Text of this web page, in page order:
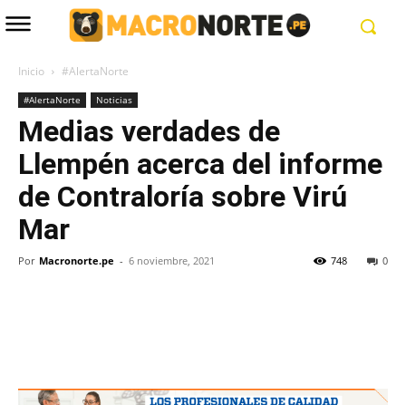
Inicio #AlertaNorte
#AlertaNorte Noticias
Medias verdades de
Llempén acerca del informe
de Contraloría sobre Virú
Mar
Por Macronorte.pe - 6 noviembre, 2021 0
748